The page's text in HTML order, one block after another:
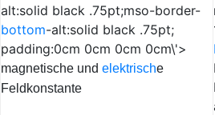
alt:solid black .75pt;mso-border-
bottom-alt:solid black .75pt;
padding:0cm 0cm 0cm 0cm\'>
magnetische und elektrische
Feldkonstante